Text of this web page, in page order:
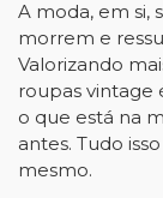
A moda, em si,
morrem e
Valorizando
roupas vintage
o que está na
antes. Tudo
mesmo.